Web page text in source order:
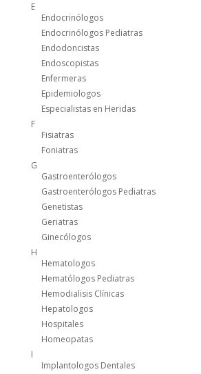
E
Endocrinólogos
Endocrinólogos Pediatras
Endodoncistas
Endoscopistas
Enfermeras
Epidemiologos
Especialistas en Heridas
F
Fisiatras
Foniatras
G
Gastroenterólogos
Gastroenterólogos Pediatras
Genetistas
Geriatras
Ginecólogos
H
Hematologos
Hematólogos Pediatras
Hemodialisis Clínicas
Hepatologos
Hospitales
Homeopatas
I
Implantologos Dentales